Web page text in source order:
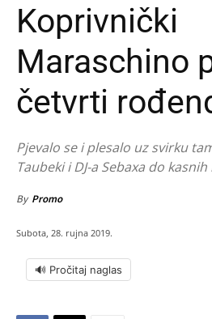
Koprivnički
Maraschino
četvrti
Pjevalo se i plesalo uz svirku
Taubeki i DJ-a Sebaxa do
By Promo
Subota, 28. rujna 2019.
🔊 Pročitaj naglas